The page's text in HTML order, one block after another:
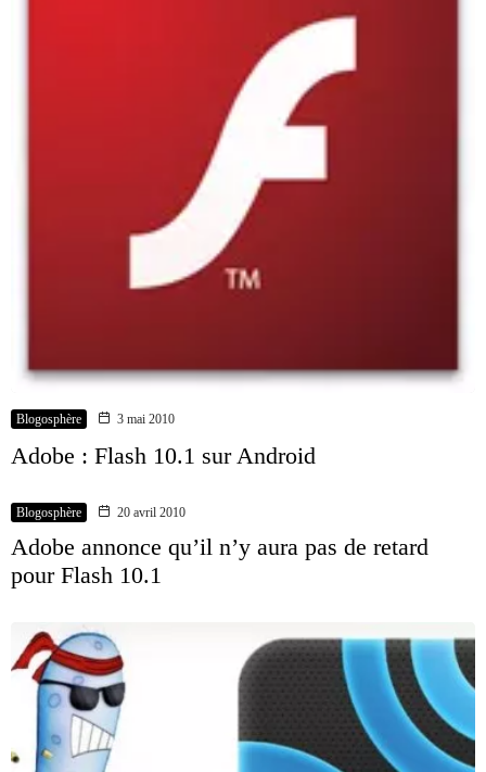
Blogosphère 3 mai 2010
Adobe : Flash 10.1 sur Android
Blogosphère 20 avril 2010
Adobe annonce qu’il n’y aura pas de retard
pour Flash 10.1